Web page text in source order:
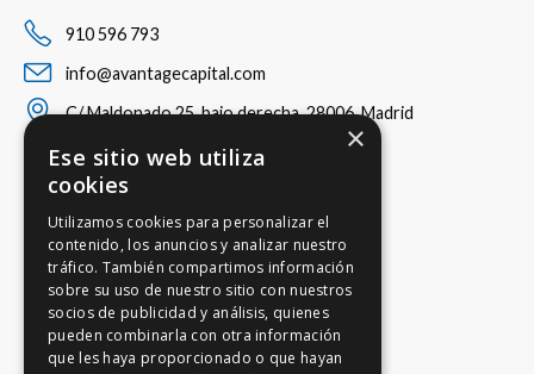
910 596 793
info@avantagecapital.com
C/ Maldonado 25, bajo derecha, 28006, Madrid
×
Ese sitio web utiliza
cookies
Utilizamos cookies para personalizar el
contenido, los anuncios y analizar nuestro
tráfico. También compartimos información
sobre su uso de nuestro sitio con nuestros
socios de publicidad y análisis, quienes
pueden combinarla con otra información
que les haya proporcionado o que hayan